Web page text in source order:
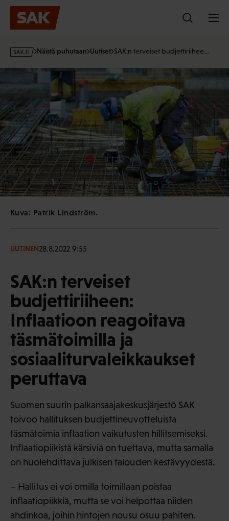
Hyppää
sisältöön
s
Näistä puhutaan Uutiset SAK:n terveiset budjettiriihee…
Kuva: Patrik Lindström.
UUTINEN28.8.2022 9:55
SAK:n terveiset
budjettiriiheen:
Inflaatioon reagoitava
täsmätoimilla ja
sosiaaliturvaleikkaukset
peruttava
Suomen suurin palkansaajakeskusjärjestö SAK
toivoo hallituksen budjettineuvotteluista
täsmätoimia inflaation vaikutusten hillitsemiseksi.
Inflaatiopiikistä kärsiviä on tuettava, mutta samalla
on huolehdittava julkisen talouden kestävyydestä.
– Hallitus ei voi omilla toimillaan poistaa
inflaatiopiikkiä, mutta se voi helpottaa niiden
ahdinkoa, joihin hintojen nousu osuu pahiten.